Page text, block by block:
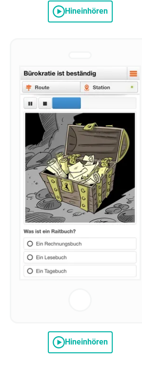
Hineinhören
Hineinhören